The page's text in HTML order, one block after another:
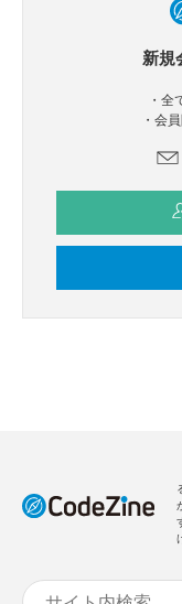
新規
・
・会